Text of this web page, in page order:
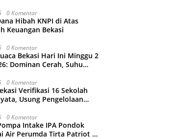
0 Komentar
Hibah KNPI di Atas
Keuangan Bekasi
0 Komentar
Bekasi Hari Ini Minggu 2
Dominan Cerah, Suhu
0 Komentar
Verifikasi 16 Sekolah
Usung Pengelolaan
0 Komentar
Intake IPA Pondok
Air Perumda Tirta Patriot di